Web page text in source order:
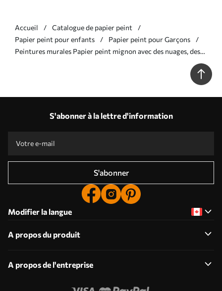
Accueil
Catalogue de papier peint
Papier peint pour enfants
Papier peint pour Garçons
Peintures murales Papier peint mignon avec des nuages, des
S'abonner à la lettre d'information
S'abonner
Modifier la langue
A propos du produit
A propos de l'entreprise